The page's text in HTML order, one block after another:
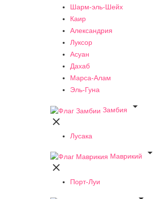
Шарм-эль-Шейх
Каир
Александрия
Луксор
Асуан
Дахаб
Марса-Алам
Эль-Гуна
Замбия


Лусака
Маврикий


Порт-Луи